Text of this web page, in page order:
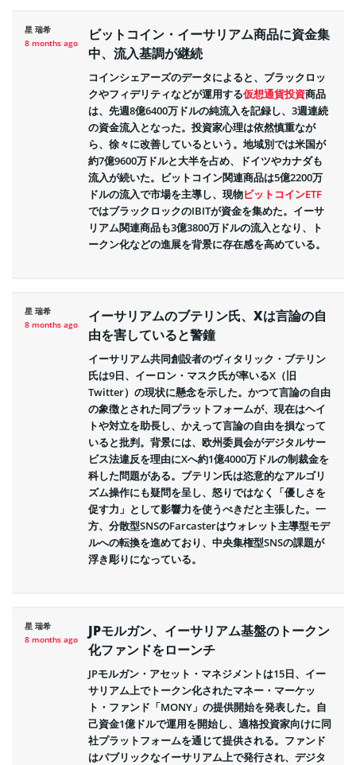
星 瑞希
8 months ago
ビットコイン・イーサリアム商品に資金集
中、流入基調が継続
コインシェアーズのデータによると、ブラックロッ
クやフィデリティなどが運用する仮想通貨投資商品
は、先週8億6400万ドルの純流入を記録し、3週連続
の資金流入となった。投資家心理は依然慎重なが
ら、徐々に改善しているという。地域別では米国が
約7億9600万ドルと大半を占め、ドイツやカナダも
流入が続いた。ビットコイン関連商品は5億2200万
ドルの流入で市場を主導し、現物ビットコインETF
ではブラックロックのIBITが資金を集めた。イーサ
リアム関連商品も3億3800万ドルの流入となり、ト
ークン化などの進展を背景に存在感を高めている。
星 瑞希
8 months ago
イーサリアムのブテリン氏、Xは言論の自
由を害していると警鐘
イーサリアム共同創設者のヴィタリック・ブテリン
氏は9日、イーロン・マスク氏が率いるX（旧
Twitter）の現状に懸念を示した。かつて言論の自由
の象徴とされた同プラットフォームが、現在はヘイ
トや対立を助長し、かえって言論の自由を損なって
いると批判。背景には、欧州委員会がデジタルサー
ビス法違反を理由にXへ約1億4000万ドルの制裁金を
科した問題がある。ブテリン氏は恣意的なアルゴリ
ズム操作にも疑問を呈し、怒りではなく「優しさを
促す力」として影響力を使うべきだと主張した。一
方、分散型SNSのFarcasterはウォレット主導型モデ
ルへの転換を進めており、中央集権型SNSの課題が
浮き彫りになっている。
星 瑞希
8 months ago
JPモルガン、イーサリアム基盤のトークン
化ファンドをローンチ
JPモルガン・アセット・マネジメントは15日、イー
サリアム上でトークン化されたマネー・マーケッ
ト・ファンド「MONY」の提供開始を発表した。自
己資金1億ドルで運用を開始し、適格投資家向けに同
社プラットフォームを通じて提供される。ファンド
はパブリックなイーサリアム上で発行され、デジタ